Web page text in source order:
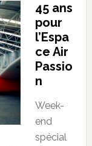
45 ans
pour
l’Espa
ce Air
Passio
n
Week-
end
spécial